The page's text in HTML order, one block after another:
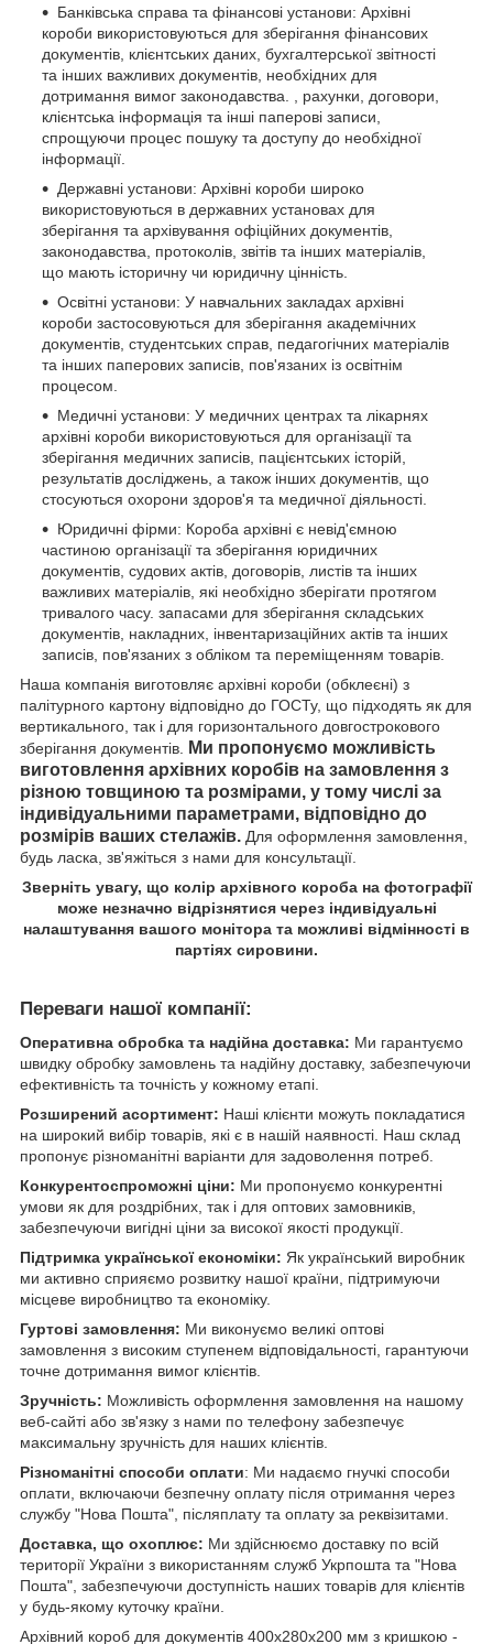
Банківська справа та фінансові установи: Архівні
короби використовуються для зберігання фінансових
документів, клієнтських даних, бухгалтерської звітності
та інших важливих документів, необхідних для
дотримання вимог законодавства. , рахунки, договори,
клієнтська інформація та інші паперові записи,
спрощуючи процес пошуку та доступу до необхідної
інформації.
Державні установи: Архівні короби широко
використовуються в державних установах для
зберігання та архівування офіційних документів,
законодавства, протоколів, звітів та інших матеріалів,
що мають історичну чи юридичну цінність.
Освітні установи: У навчальних закладах архівні
короби застосовуються для зберігання академічних
документів, студентських справ, педагогічних матеріалів
та інших паперових записів, пов'язаних із освітнім
процесом.
Медичні установи: У медичних центрах та лікарнях
архівні короби використовуються для організації та
зберігання медичних записів, пацієнтських історій,
результатів досліджень, а також інших документів, що
стосуються охорони здоров'я та медичної діяльності.
Юридичні фірми: Короба архівні є невід'ємною
частиною організації та зберігання юридичних
документів, судових актів, договорів, листів та інших
важливих матеріалів, які необхідно зберігати протягом
тривалого часу. запасами для зберігання складських
документів, накладних, інвентаризаційних актів та інших
записів, пов'язаних з обліком та переміщенням товарів.
Наша компанія виготовляє архівні короби (обклеєні) з
палітурного картону відповідно до ГОСТу, що підходять як для
вертикального, так і для горизонтального довгострокового
зберігання документів.
Ми пропонуємо можливість
виготовлення архівних коробів на замовлення з
різною товщиною та розмірами, у тому числі за
індивідуальними параметрами, відповідно до
розмірів ваших стелажів. Для оформлення замовлення,
будь ласка, зв'яжіться з нами для консультації.
Зверніть увагу, що колір архівного короба на фотографії
може незначно відрізнятися через індивідуальні
налаштування вашого монітора та можливі відмінності в
партіях сировини.
Переваги нашої компанії:
Оперативна обробка та надійна доставка: Ми гарантуємо
швидку обробку замовлень та надійну доставку, забезпечуючи
ефективність та точність у кожному етапі.
Розширений асортимент: Наші клієнти можуть покладатися
на широкий вибір товарів, які є в нашій наявності. Наш склад
пропонує різноманітні варіанти для задоволення потреб.
Конкурентоспроможні ціни: Ми пропонуємо конкурентні
умови як для роздрібних, так і для оптових замовників,
забезпечуючи вигідні ціни за високої якості продукції.
Підтримка української економіки: Як український виробник
ми активно сприяємо розвитку нашої країни, підтримуючи
місцеве виробництво та економіку.
Гуртові замовлення: Ми виконуємо великі оптові
замовлення з високим ступенем відповідальності, гарантуючи
точне дотримання вимог клієнтів.
Зручність: Можливість оформлення замовлення на нашому
веб-сайті або зв'язку з нами по телефону забезпечує
максимальну зручність для наших клієнтів.
Різноманітні способи оплати: Ми надаємо гнучкі способи
оплати, включаючи безпечну оплату після отримання через
службу "Нова Пошта", післяплату та оплату за реквізитами.
Доставка, що охоплює: Ми здійснюємо доставку по всій
території України з використанням служб Укрпошта та "Нова
Пошта", забезпечуючи доступність наших товарів для клієнтів
у будь-якому куточку країни.
Архівний короб для документів 400х280х200 мм з кришкою -